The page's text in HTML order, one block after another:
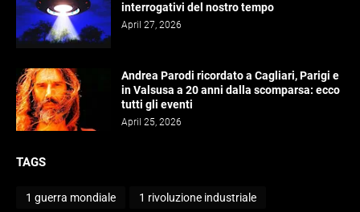
interrogativi del nostro tempo
April 27, 2026
Andrea Parodi ricordato a Cagliari, Parigi e
in Valsusa a 20 anni dalla scomparsa: ecco
tutti gli eventi
April 25, 2026
TAGS
1 guerra mondiale 1 rivoluzione industriale